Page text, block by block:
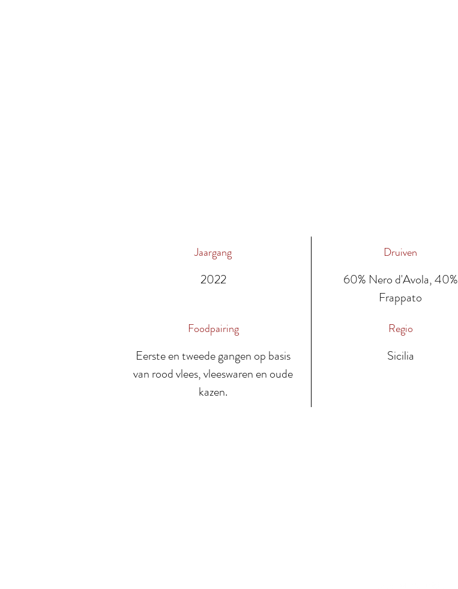
Jaargang
2022
Druiven
60% Nero d'Avola, 40%
Frappato
Foodpairing
Eerste en tweede gangen op basis
van rood vlees, vleeswaren en oude
kazen.
Regio
Sicilia